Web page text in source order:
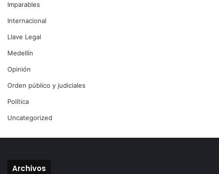
Imparables
Internacional
Llave Legal
Medellín
Opinión
Orden público y judiciales
Política
Uncategorized
Archivos